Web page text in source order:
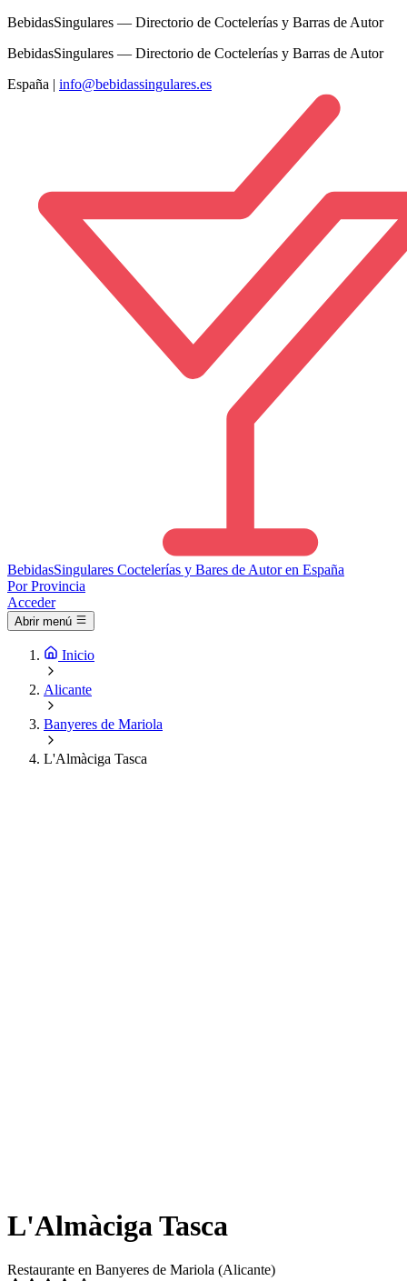
BebidasSingulares — Directorio de Coctelerías y Barras de Autor
BebidasSingulares — Directorio de Coctelerías y Barras de Autor
España | info@bebidassingulares.es
BebidasSingulares Coctelerías y Bares de Autor en España
Por Provincia
Acceder
Abrir menú
Inicio
Alicante
Banyeres de Mariola
L'Almàciga Tasca
L'Almàciga Tasca
Restaurante en Banyeres de Mariola (Alicante)